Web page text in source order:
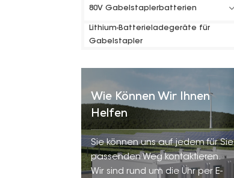
80V Gabelstaplerbatterien
Lithium-Batterieladegeräte für
Gabelstapler
Wie Können Wir Ihnen
Helfen
Sie können uns auf jedem für Sie
passenden Weg kontaktieren.
Wir sind rund um die Uhr per E-